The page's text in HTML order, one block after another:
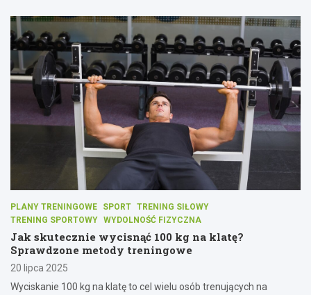
PLANY TRENINGOWE SPORT TRENING SIŁOWY
TRENING SPORTOWY WYDOLNOŚĆ FIZYCZNA
Jak skutecznie wycisnąć 100 kg na klatę?
Sprawdzone metody treningowe
20 lipca 2025
Wyciskanie 100 kg na klatę to cel wielu osób trenujących na